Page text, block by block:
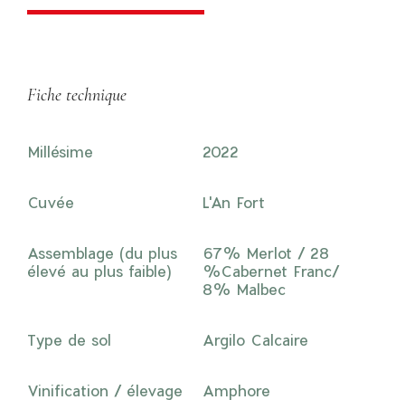
Fiche technique
Millésime 2022
Cuvée L'An Fort
Assemblage (du plus
élevé au plus faible)
67% Merlot / 28
%Cabernet Franc/
8% Malbec
Type de sol Argilo Calcaire
Vinification / élevage Amphore